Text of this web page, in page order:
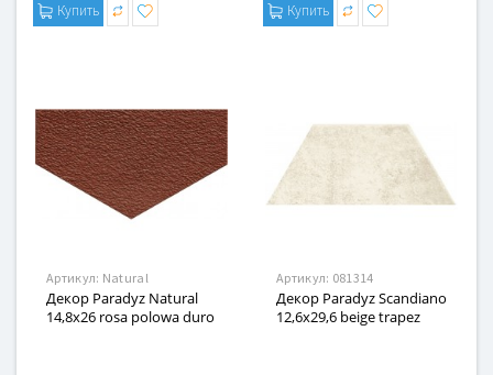
Купить Купить
Артикул: Natural
Декор Paradyz Natural
14,8x26 rosa polowa duro
Артикул: 081314
Декор Paradyz Scandiano
12,6x29,6 beige trapez